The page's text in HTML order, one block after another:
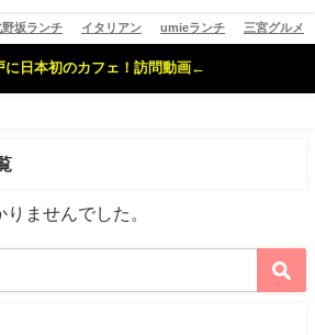
野坂ランチ イタリアン umieランチ 三宮グルメ
に日本初のカフェ！訪問動画←
ませんでした。